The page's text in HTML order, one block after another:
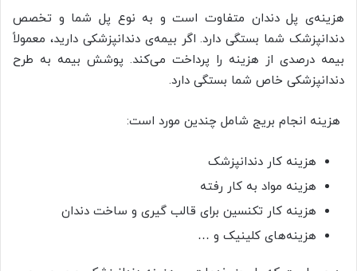
هزینه‌ی پل دندان متفاوت است و به نوع پل شما و تخصص
دندانپزشک شما بستگی دارد. اگر بیمه‌ی دندانپزشکی دارید، معمولاً
بیمه درصدی از هزینه را پرداخت می‌کند. پوشش بیمه به طرح
دندانپزشکی خاص شما بستگی دارد.
هزینه انجام بریج شامل چندین مورد است:
هزینه کار دندانپزشک
هزینه مواد به کار رفته
هزینه کار تکنسین برای قالب گیری و ساخت دندان
هزینه‌های کلینیک و …